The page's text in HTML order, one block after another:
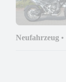
Neufahrzeug •